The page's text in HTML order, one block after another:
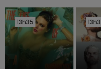
13h35
13h35